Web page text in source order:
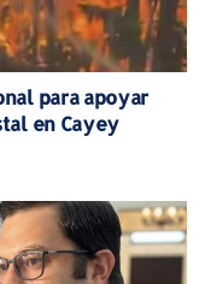
para apoyar
en Cayey